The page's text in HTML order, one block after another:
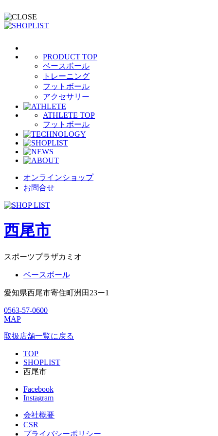
PRODUCT TOP
ベースボール
トレーニング
フットボール
アクセサリー
ATHLETE TOP
フットボール
オンラインショップ
お問合せ
西尾市
スポーツプラザカミオ
ベースボール
愛知県西尾市寄住町洲田23ー1
0563-57-0600
MAP
取扱店舗一覧に戻る
TOP
SHOPLIST
西尾市
Facebook
Instagram
会社概要
CSR
プライバシーポリシー